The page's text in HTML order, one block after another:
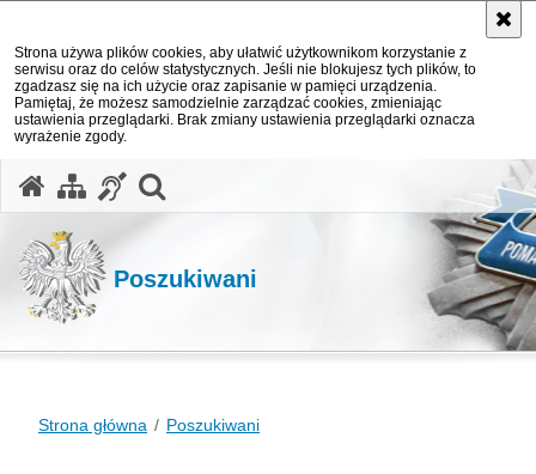
Strona używa plików cookies, aby ułatwić użytkownikom korzystanie z
serwisu oraz do celów statystycznych. Jeśli nie blokujesz tych plików, to
zgadzasz się na ich użycie oraz zapisanie w pamięci urządzenia.
Pamiętaj, że możesz samodzielnie zarządzać cookies, zmieniając
ustawienia przeglądarki. Brak zmiany ustawienia przeglądarki oznacza
wyrażenie zgody.
Poszukiwani
Strona główna Poszukiwani